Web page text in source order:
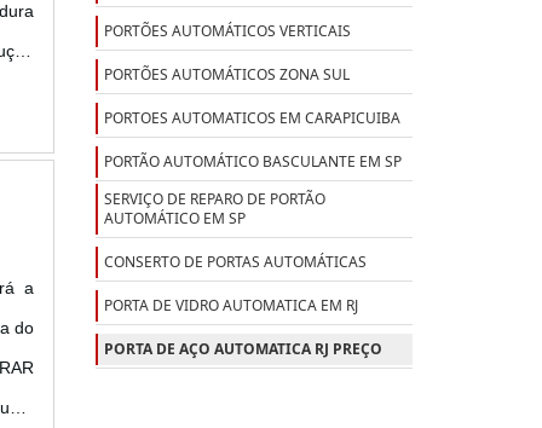
a
do
PORTÕES AUTOMÁTICOS VERTICAIS
PORTÕES AUTOMÁTICOS ZONA SUL
PORTOES AUTOMATICOS EM CARAPICUIBA
PORTÃO AUTOMÁTICO BASCULANTE EM SP
SERVIÇO DE REPARO DE PORTÃO
AUTOMÁTICO EM SP
CONSERTO DE PORTAS AUTOMÁTICAS
PORTA DE VIDRO AUTOMATICA EM RJ
PORTA DE AÇO AUTOMATICA RJ PREÇO